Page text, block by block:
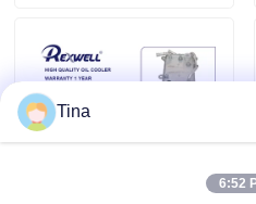
Tin tức
các trường hợp
Tina
6:52